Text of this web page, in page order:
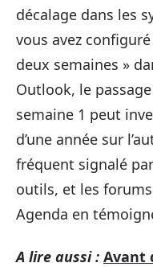
décalage dans les
vous avez
deux semaines »
Outlook, le
semaine 1 peut
d’une année sur
fréquent signalé
outils, et les
Agenda en
A lire aussi : Avant